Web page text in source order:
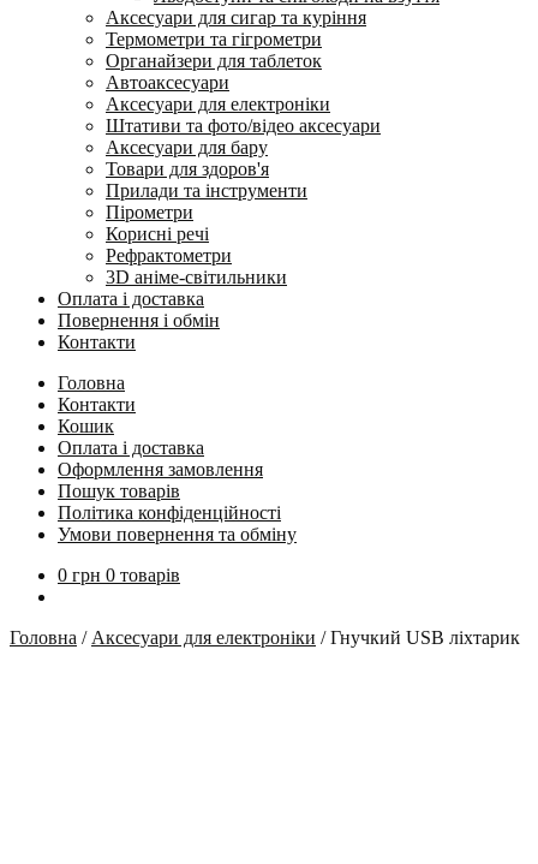
Аксесуари для сигар та куріння
Термометри та гігрометри
Органайзери для таблеток
Автоаксесуари
Аксесуари для електроніки
Штативи та фото/відео аксесуари
Аксесуари для бару
Товари для здоров'я
Прилади та інструменти
Пірометри
Корисні речі
Рефрактометри
3D аніме-світильники
Оплата і доставка
Повернення і обмін
Контакти
Головна
Контакти
Кошик
Оплата і доставка
Оформлення замовлення
Пошук товарів
Політика конфіденційності
Умови повернення та обміну
0 грн 0 товарів
Головна / Аксесуари для електроніки /Гнучкий USB ліхтарик